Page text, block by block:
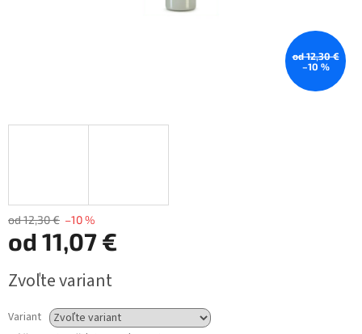
od 12,30 €
–10 %
od 12,30 € –10 %
od 11,07 €
cena:
Zvoľte variant
Variant